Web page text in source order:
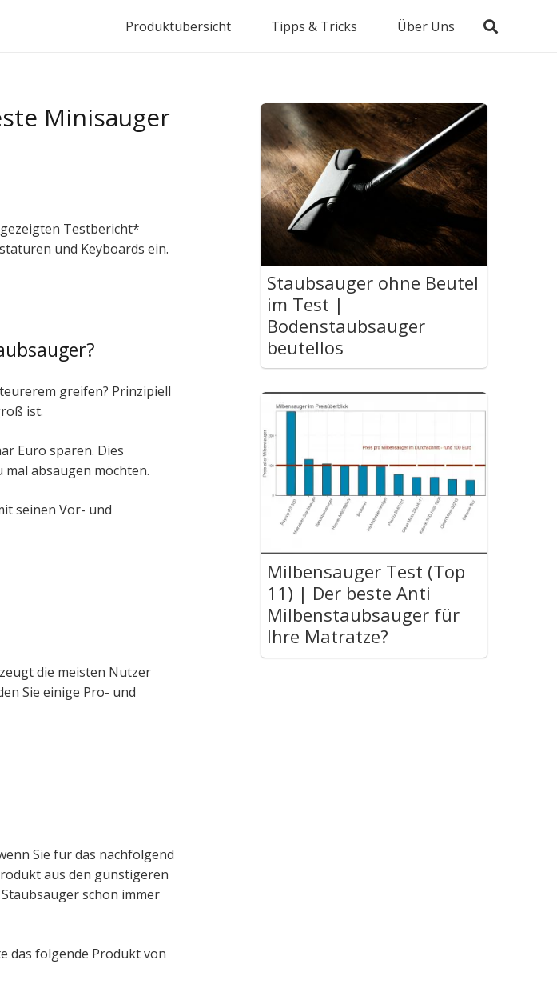
Produktübersicht Tipps & Tricks Über Uns
Minisauger
Testbericht*
und Keyboards ein.
greifen? Prinzipiell
ist.
Euro sparen. Dies
absaugen möchten.
seinen Vor- und
die meisten Nutzer
Sie einige Pro- und
Sie für das nachfolgend
aus den günstigeren
schon immer
das folgende Produkt von
Staubsauger ohne Beutel
im Test |
Bodenstaubsauger
beutellos
Milbensauger Test (Top
11) | Der beste Anti
Milbenstaubsauger für
Ihre Matratze?